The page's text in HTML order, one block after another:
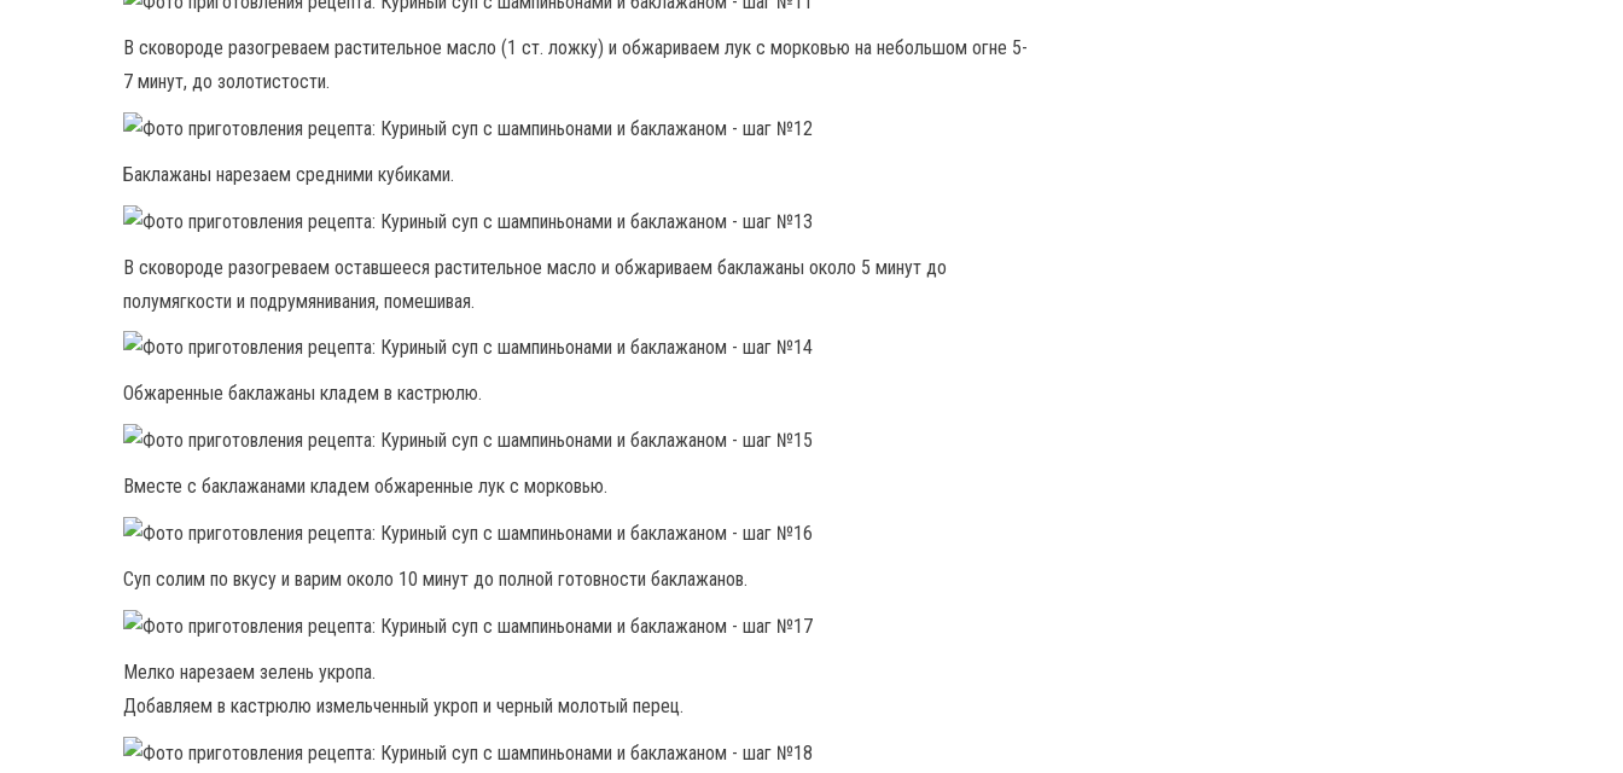
В сковороде разогреваем растительное масло (1 ст. ложку) и обжариваем лук с морковью на небольшом огне 5-
7 минут, до золотистости.
Баклажаны нарезаем средними кубиками.
В сковороде разогреваем оставшееся растительное масло и обжариваем баклажаны около 5 минут до
полумягкости и подрумянивания, помешивая.
Обжаренные баклажаны кладем в кастрюлю.
Вместе с баклажанами кладем обжаренные лук с морковью.
Суп солим по вкусу и варим около 10 минут до полной готовности баклажанов.
Мелко нарезаем зелень укропа.
Добавляем в кастрюлю измельченный укроп и черный молотый перец.